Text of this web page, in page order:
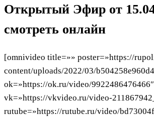
Открытый Эфир от
смотреть онлайн
[omnivideo title=»» poster=»https://
content/uploads/2022/03/
ok=»https://ok.ru/video/9922486476466″
vk=»https://vkvideo.ru/video-
rutube=»https://rutube.ru/video/